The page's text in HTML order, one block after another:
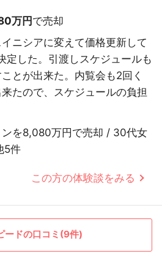
万円で売却
ニシアに変えて価格更新して
定した。引渡しスケジュールも
とが出来た。内覧会も2回く
たので、スケジュールの負担
ンを8,080万円で売却 / 30代女
5件
この方の体験談をみる
ードの口コミ(9件)